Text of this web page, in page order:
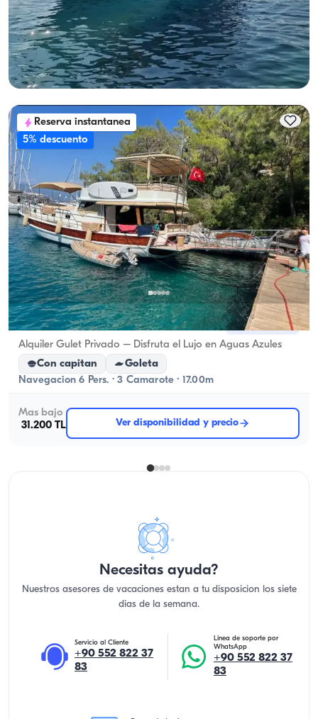
Con capitan
Yate a motor
Navegacion 8 Pers. · 2 Camarote · 13.00m
Mas bajo
28.800 TL
Ver disponibilidad y precio
Reserva instantanea
5% descuento
Göcek, Muğla Barco nuevo
Alquiler Gulet Privado – Disfruta el Lujo en Aguas Azules
Con capitan
Goleta
Navegacion 6 Pers. · 3 Camarote · 17.00m
Mas bajo
31.200 TL
Ver disponibilidad y precio
Necesitas ayuda?
Nuestros asesores de vacaciones estan a tu disposicion los siete
dias de la semana.
Servicio al Cliente
+90 552 822 37
83
Linea de soporte por
WhatsApp
+90 552 822 37
83